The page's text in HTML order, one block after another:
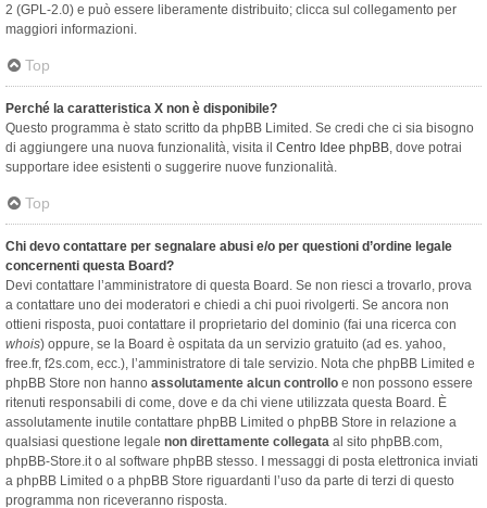
2 (GPL-2.0) e può essere liberamente distribuito; clicca sul collegamento per
maggiori informazioni.
Top
Perché la caratteristica X non è disponibile?
Questo programma è stato scritto da phpBB Limited. Se credi che ci sia bisogno
di aggiungere una nuova funzionalità, visita il Centro Idee phpBB, dove potrai
supportare idee esistenti o suggerire nuove funzionalità.
Top
Chi devo contattare per segnalare abusi e/o per questioni d’ordine legale
concernenti questa Board?
Devi contattare l’amministratore di questa Board. Se non riesci a trovarlo, prova
a contattare uno dei moderatori e chiedi a chi puoi rivolgerti. Se ancora non
ottieni risposta, puoi contattare il proprietario del dominio (fai una ricerca con
whois) oppure, se la Board è ospitata da un servizio gratuito (ad es. yahoo,
free.fr, f2s.com, ecc.), l’amministratore di tale servizio. Nota che phpBB Limited e
phpBB Store non hanno assolutamente alcun controllo e non possono essere
ritenuti responsabili di come, dove e da chi viene utilizzata questa Board. È
assolutamente inutile contattare phpBB Limited o phpBB Store in relazione a
qualsiasi questione legale non direttamente collegata al sito phpBB.com,
phpBB-Store.it o al software phpBB stesso. I messaggi di posta elettronica inviati
a phpBB Limited o a phpBB Store riguardanti l’uso da parte di terzi di questo
programma non riceveranno risposta.